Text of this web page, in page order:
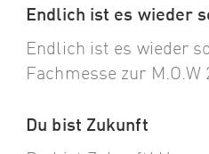
Endlich ist es wieder
Endlich ist es wieder
Fachmesse zur M.O.W
Du bist Zukunft